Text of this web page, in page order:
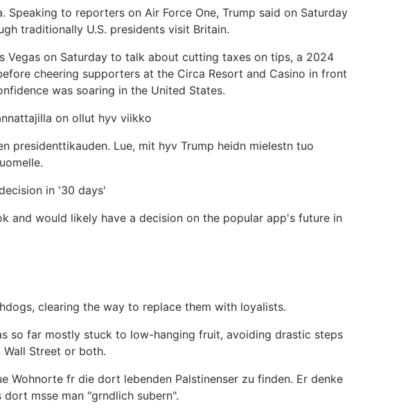
to reporters on Air Force One, Trump said on Saturday
traditionally U.S. presidents visit Britain.
on Saturday to talk about cutting taxes on tips, a 2024
cheering supporters at the Circa Resort and Casino in front
was soaring in the United States.
on ollut hyv viikko
presidenttikauden. Lue, mit hyv Trump heidn mielestn tuo
in '30 days'
and would likely have a decision on the popular app's future in
clearing the way to replace them with loyalists.
so far mostly stuck to low-hanging fruit, avoiding drastic steps
Street or both.
Wohnorte fr die dort lebenden Palstinenser zu finden. Er denke
msse man "grndlich subern".